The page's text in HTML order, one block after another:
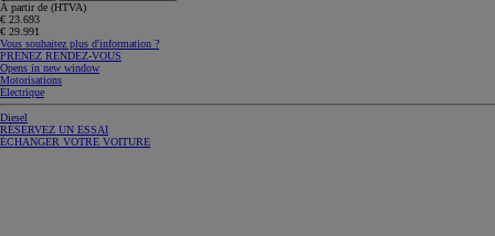
À partir de (HTVA)
€ 23.693
€ 29.991
Vous souhaitez plus d'information ?
PRENEZ RENDEZ-VOUS
Opens in new window
Motorisations
Électrique
Diesel
RÉSERVEZ UN ESSAI
ÉCHANGER VOTRE VOITURE